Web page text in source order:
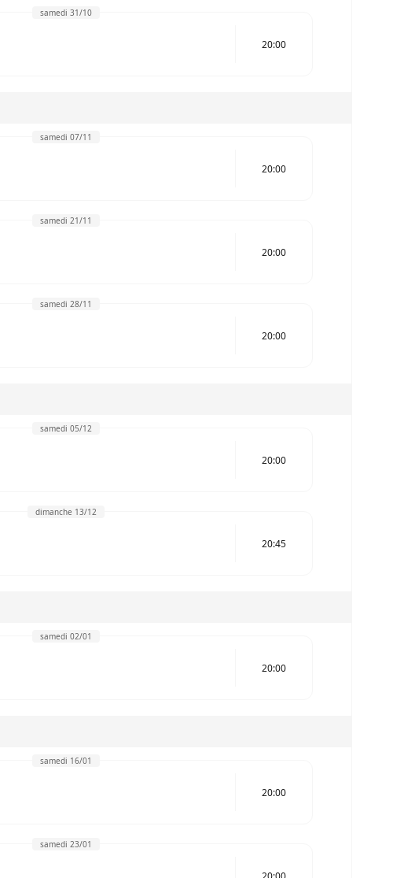
samedi 31/10
20:00
samedi 07/11
20:00
samedi 21/11
20:00
samedi 28/11
20:00
samedi 05/12
20:00
dimanche 13/12
20:45
samedi 02/01
20:00
samedi 16/01
20:00
samedi 23/01